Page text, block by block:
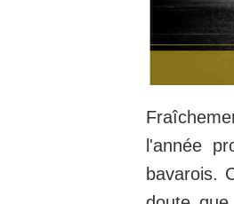
l'année
bavarois.